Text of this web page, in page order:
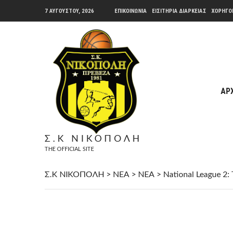
7 ΑΥΓΟΎΣΤΟΥ, 2026 ΕΠΙΚΟΙΝΩΝΙΑ ΕΙΣΙΤΗΡΙΑ ΔΙΑΡΚΕΙΑΣ ΧΟΡΗΓΟΙ
Σ.Κ ΝΙΚΟΠΟΛΗ
THE OFFICIAL SITE
Σ.Κ ΝΙΚΟΠΟΛΗ > ΝΕΑ > ΝΕΑ > National League 2: